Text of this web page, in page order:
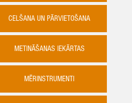
CELŠANA UN PĀRVIETOŠANA
METINĀŠANAS IEKĀRTAS
MĒRINSTRUMENTI